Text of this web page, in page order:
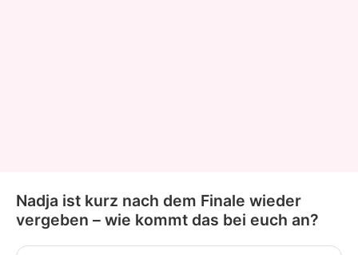
Nadja ist kurz nach dem Finale wieder
vergeben – wie kommt das bei euch an?